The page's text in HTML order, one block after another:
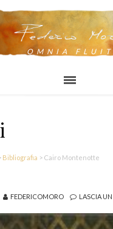
OMNIA FLUIT
Bibliografia > Cairo Montenotte
FEDERICOMORO LASCIA